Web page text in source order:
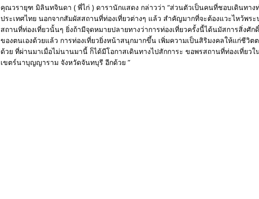
คุณวรายุฑ มิลินทจินดา ( พี่ไก่ ) ดารานักแสดง กล่าวว่า “ส่วนตัวเป็นคนที่ชอบเดินทาง
ประเทศไทย นอกจากสัมผัสสถานที่ท่องเที่ยวต่างๆ แล้ว สำคัญมากที่จะต้องแวะไหว้พระ
สถานที่ท่องเที่ยวนั้นๆ ยิ่งถ้ามีจุดหมายปลายทางว่าการท่องเที่ยวครั้งนี้ได้นมัสการสิ่งศัก
ของตนเองด้วยแล้ว การท่องเที่ยวยิ่งหน้าสนุกมากขึ้น เพิ่มความเป็นสิริมงคลให้แก่ชีวิต
ด้วย ที่ผ่านมาเมื่อไม่นานมานี้ ก็ได้มีโอกาสเดินทางไปสักการะ ขอพรสถานที่ท่องเที่ยวใ
เขตร์นาบุญญาราม จังหวัดจันทบุรี อีกด้วย ”